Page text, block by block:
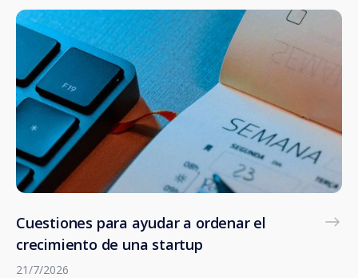
Cuestiones para ayudar a ordenar el
crecimiento de una startup
21/7/2026